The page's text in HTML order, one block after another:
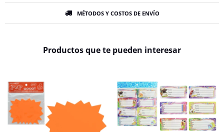
MÉTODOS Y COSTOS DE ENVÍO
Productos que te pueden interesar